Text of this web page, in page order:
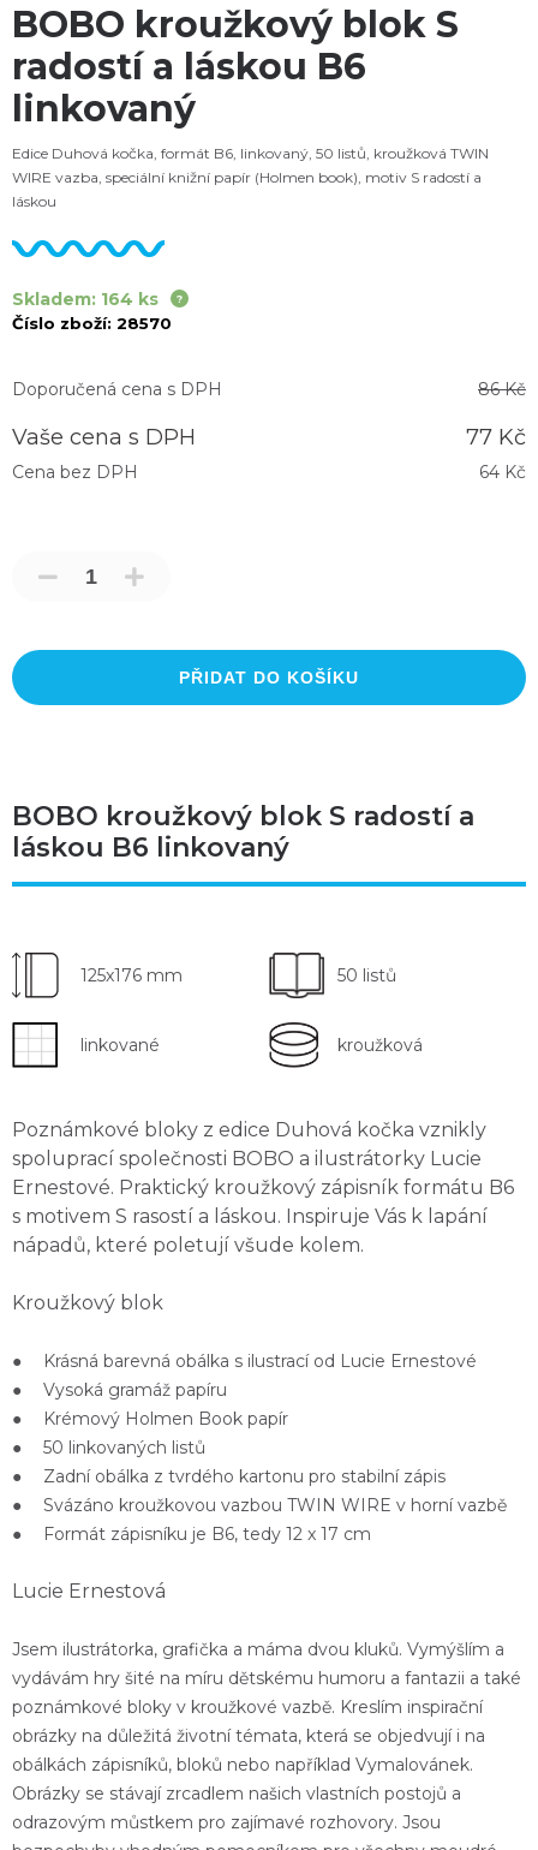
BOBO kroužkový blok S
radostí a láskou B6
linkovaný
Edice Duhová kočka, formát B6, linkovaný, 50 listů, kroužková TWIN
WIRE vazba, speciální knižní papír (Holmen book), motiv S radostí a
láskou
Skladem: 164 ks
Číslo zboží: 28570
Doporučená cena s DPH 86 Kč
Vaše cena s DPH 77 Kč
Cena bez DPH 64 Kč
PŘIDAT DO KOŠÍKU
BOBO kroužkový blok S radostí a
láskou B6 linkovaný
125x176 mm 50 listů
linkované kroužková
Poznámkové bloky z edice Duhová kočka vznikly
spoluprací společnosti BOBO a ilustrátorky Lucie
Ernestové. Praktický kroužkový zápisník formátu B6
s motivem S rasostí a láskou. Inspiruje Vás k lapání
nápadů, které poletují všude kolem.
Kroužkový blok
● Krásná barevná obálka s ilustracíod Lucie Ernestové
● Vysoká gramáž papíru
● Krémový Holmen Book papír
● 50 linkovaných listů
● Zadní obálka z tvrdého kartonu pro stabilní zápis
● Svázáno kroužkovou vazbou TWIN WIRE v horní vazbě
● Formát zápisníku je B6, tedy 12 x 17 cm
Lucie Ernestová
Jsem ilustrátorka, grafička a máma dvou kluků. Vymýšlím a
vydávám hry šité na míru dětskému humoru a fantazii a také
poznámkové bloky v kroužkové vazbě. Kreslím inspirační
obrázky na důležitá životní témata, která se objedvují i na
obálkách zápisníků, bloků nebo například Vymalovánek.
Obrázky se stávají zrcadlem našich vlastních postojů a
odrazovým můstkem pro zajímavé rozhovory. Jsou